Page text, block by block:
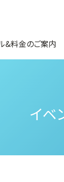
&料金のご案内
イベ